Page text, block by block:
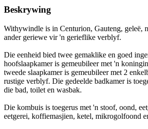
Beskrywing
Withywindle is in Centurion, Gauteng, geleë,
ander geriewe vir 'n gerieflike verblyf.
Die eenheid bied twee gemaklike en goed
hoofslaapkamer is gemeubileer met 'n
tweede slaapkamer is gemeubileer met 2
rustige verblyf. Die gedeelde badkamer is
die bad, toilet en wasbak.
Die kombuis is toegerus met 'n stoof, oond,
eetgerei, koffiemasjien, ketel, mikrogolfoond